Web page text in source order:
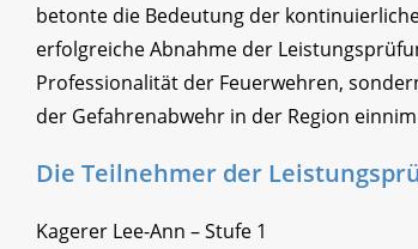
betonte die Bedeutung der
erfolgreiche Abnahme der
Professionalität der Feuerwehren,
der Gefahrenabwehr in der Region
Die Teilnehmer der
Kagerer Lee-Ann – Stufe 1